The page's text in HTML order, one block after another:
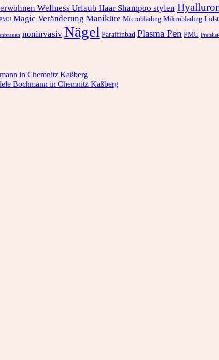
Wellness Urlaub Haar Shampoo stylen
Magic Veränderung Maniküre Microblading Mikroblading
noninvasiv Nägel Paraffinbad Plasma Pen PMU
in Chemnitz Kaßberg
Bochmann in Chemnitz Kaßberg